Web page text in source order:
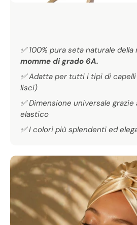
LA MIGLIORE
DI SETA
✅ 100% pura seta naturale
momme di grado 6A.
✅ Adatta per tutti i tipi di
lisci)
✅ Dimensione universale
elastico
✅ I colori più splendenti ed